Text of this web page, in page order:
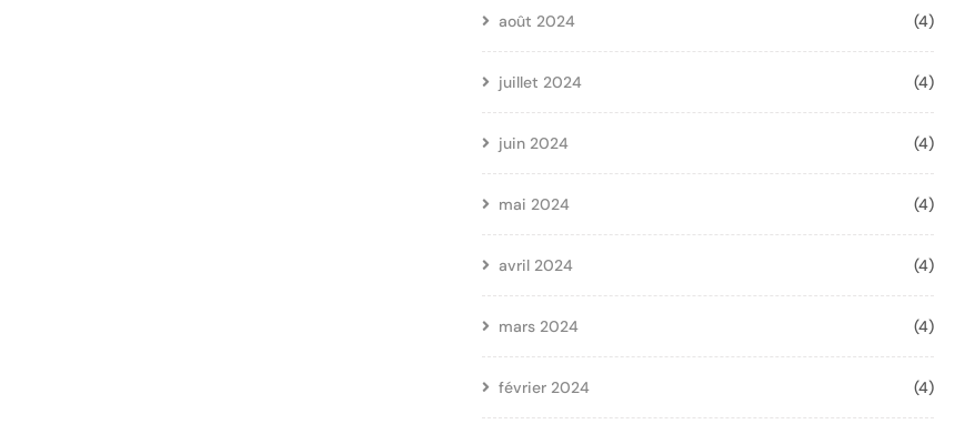
août 2024 (4)
juillet 2024 (4)
juin 2024 (4)
mai 2024 (4)
avril 2024 (4)
mars 2024 (4)
février 2024 (4)